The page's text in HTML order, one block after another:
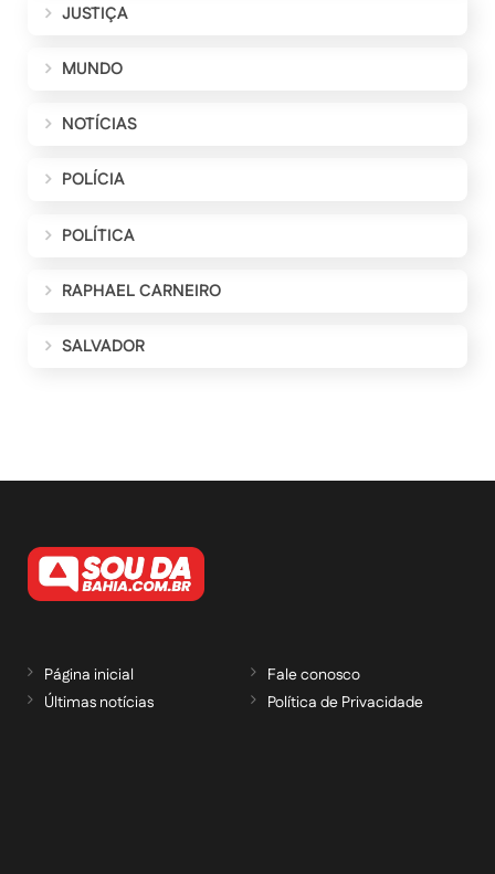
JUSTIÇA
MUNDO
NOTÍCIAS
POLÍCIA
POLÍTICA
RAPHAEL CARNEIRO
SALVADOR
Página inicial
Últimas notícias
Fale conosco
Política de Privacidade